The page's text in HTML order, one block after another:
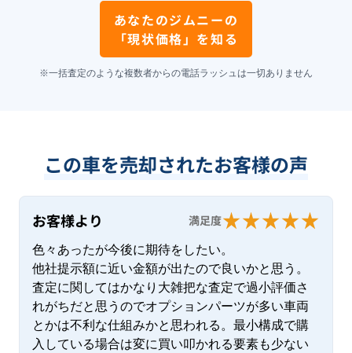
あなたのジムニーの
「現状価格」を知る
※一括査定のような複数者からの電話ラッシュは一切ありません
この車を売却されたお客様の声
お客様より 満足度
色々あったが今後に期待をしたい。
他社提示額に近い金額が出たので良いかと思う。
査定に関してはかなり大雑把な査定で過小評価さ
れがちだと思うのでオプションパーツが多い車両
とかは不利な仕組みかと思われる。最小構成で購
入している場合は変に買い叩かれる要素も少ない